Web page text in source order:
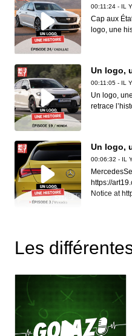
00:11:24 - IL
Cap aux
logo, une
Un logo,
00:11:05 - IL
Un logo,
retrace
Un logo,
00:06:32 - IL
https://
Notice at
Dans ce
Un logo,
00:08:12 - IL
VolvoVous
Les